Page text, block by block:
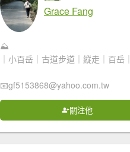
Grace Fang
⛰️
｜小百岳｜古道步道｜縱走｜百岳｜
📧gf5153868@yahoo.com.tw
關注他